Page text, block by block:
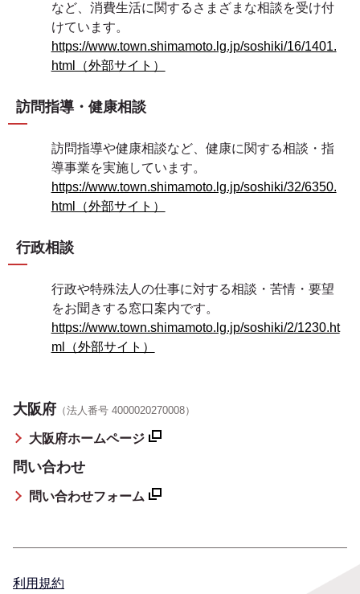
など、消費生活に関するさまざまな相談を受け付
けています。
https://www.town.shimamoto.lg.jp/soshiki/16/1401.
html（外部サイト）
訪問指導・健康相談
訪問指導や健康相談など、健康に関する相談・指
導事業を実施しています。
https://www.town.shimamoto.lg.jp/soshiki/32/6350.
html（外部サイト）
行政相談
行政や特殊法人の仕事に対する相談・苦情・要望
をお聞きする窓口案内です。
https://www.town.shimamoto.lg.jp/soshiki/2/1230.ht
ml（外部サイト）
大阪府 （法人番号 4000020270008）
大阪府ホームページ
問い合わせ
問い合わせフォーム
利用規約